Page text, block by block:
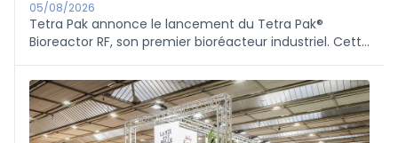
05/08/2026
Tetra Pak annonce le lancement du Tetra Pak®
Bioreactor RF, son premier bioréacteur industriel. Cette
développement de l’offre de fermentation industrielle
et de la production de New Food.